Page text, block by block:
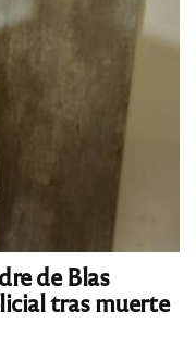
de Blas
tras muerte